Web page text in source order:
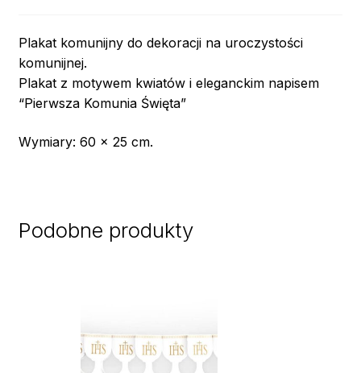
Plakat komunijny do dekoracji na uroczystości
komunijnej.
Plakat z motywem kwiatów i eleganckim napisem
“Pierwsza Komunia Święta”
Wymiary: 60 x 25 cm.
Podobne produkty